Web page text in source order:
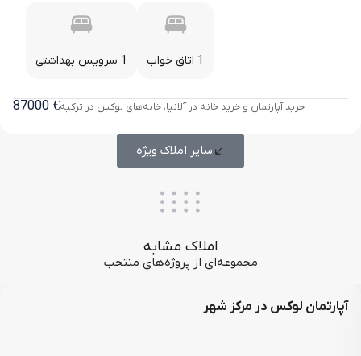
1 اتاق خواب 1 سرویس بهداشتی
€
87000 خرید آپارتمان و خرید خانه در آلانیا، خانه‌های لوکس در ترکیه
سایر املاک ویژه
املاک مشابه
مجموعه‌ای از پروژه‌های منتخب
آپارتمان لوکس در مرکز شهر